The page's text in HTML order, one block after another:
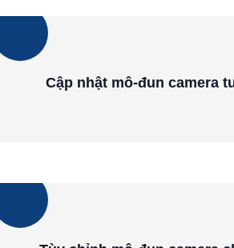
Cập nhật mô-đun camera